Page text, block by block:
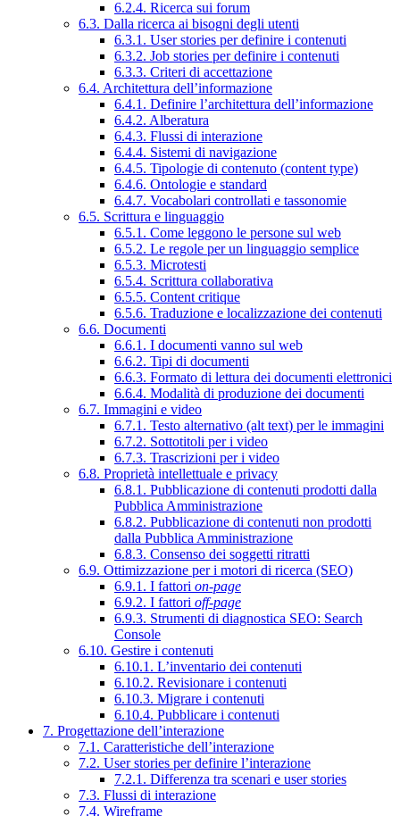
6.2.4. Ricerca sui forum
6.3. Dalla ricerca ai bisogni degli utenti
6.3.1. User stories per definire i contenuti
6.3.2. Job stories per definire i contenuti
6.3.3. Criteri di accettazione
6.4. Architettura dell’informazione
6.4.1. Definire l’architettura dell’informazione
6.4.2. Alberatura
6.4.3. Flussi di interazione
6.4.4. Sistemi di navigazione
6.4.5. Tipologie di contenuto (content type)
6.4.6. Ontologie e standard
6.4.7. Vocabolari controllati e tassonomie
6.5. Scrittura e linguaggio
6.5.1. Come leggono le persone sul web
6.5.2. Le regole per un linguaggio semplice
6.5.3. Microtesti
6.5.4. Scrittura collaborativa
6.5.5. Content critique
6.5.6. Traduzione e localizzazione dei contenuti
6.6. Documenti
6.6.1. I documenti vanno sul web
6.6.2. Tipi di documenti
6.6.3. Formato di lettura dei documenti elettronici
6.6.4. Modalità di produzione dei documenti
6.7. Immagini e video
6.7.1. Testo alternativo (alt text) per le immagini
6.7.2. Sottotitoli per i video
6.7.3. Trascrizioni per i video
6.8. Proprietà intellettuale e privacy
6.8.1. Pubblicazione di contenuti prodotti dalla
Pubblica Amministrazione
6.8.2. Pubblicazione di contenuti non prodotti
dalla Pubblica Amministrazione
6.8.3. Consenso dei soggetti ritratti
6.9. Ottimizzazione per i motori di ricerca (SEO)
6.9.1. I fattori on-page
6.9.2. I fattori off-page
6.9.3. Strumenti di diagnostica SEO: Search
Console
6.10. Gestire i contenuti
6.10.1. L’inventario dei contenuti
6.10.2. Revisionare i contenuti
6.10.3. Migrare i contenuti
6.10.4. Pubblicare i contenuti
7. Progettazione dell’interazione
7.1. Caratteristiche dell’interazione
7.2. User stories per definire l’interazione
7.2.1. Differenza tra scenari e user stories
7.3. Flussi di interazione
7.4. Wireframe